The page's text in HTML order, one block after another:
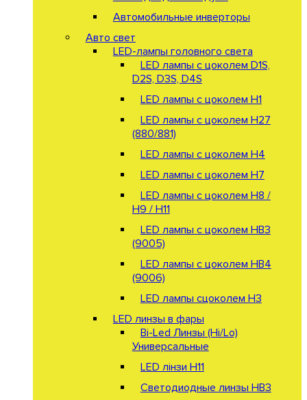
Автомобильные инверторы
Авто свет
LED-лампы головного света
LED лампы с цоколем D1S,
D2S, D3S, D4S
LED лампы с цоколем H1
LED лампы с цоколем H27
(880/881)
LED лампы с цоколем H4
LED лампы с цоколем H7
LED лампы с цоколем H8 /
H9 / H11
LED лампы с цоколем HB3
(9005)
LED лампы с цоколем HB4
(9006)
LED лампы сцоколем H3
LED линзы в фары
Bi-Led Линзы (Hi/Lo)
Универсальные
LED лінзи H11
Светодиодные линзы HB3